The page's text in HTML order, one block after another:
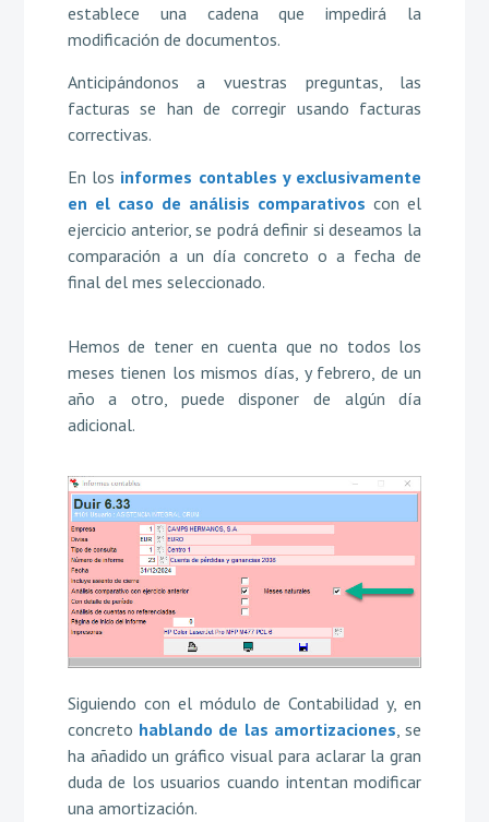
establece una cadena que impedirá la
modificación de documentos.
Anticipándonos a vuestras preguntas, las
facturas se han de corregir usando facturas
correctivas.
En los informes contables y exclusivamente
en el caso de análisis comparativos con el
ejercicio anterior, se podrá definir si deseamos la
comparación a un día concreto o a fecha de
final del mes seleccionado.
Hemos de tener en cuenta que no todos los
meses tienen los mismos días, y febrero, de un
año a otro, puede disponer de algún día
adicional.
Siguiendo con el módulo de Contabilidad y, en
concreto hablando de las amortizaciones, se
ha añadido un gráfico visual para aclarar la gran
duda de los usuarios cuando intentan modificar
una amortización.